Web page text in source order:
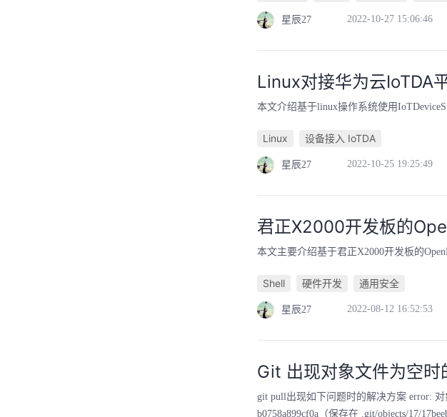
星辰27 2022-10-27 15:06:46
Linux对接华为云IoTDA
本文介绍基于linux操作系统使用
Linux 设备接入 IoTDA
星辰27 2022-10-25 19:25:49
君正X2000开发板的
本文主要介绍基于君正X2000开发板的
Shell 硬件开发 通用安全
星辰27 2022-08-12 16:52:53
Git 出现对象文件为空时
git pull出现如下问题时的解决方案 error: 对
b0758a899cf0a（保存在 .git/objects/17/